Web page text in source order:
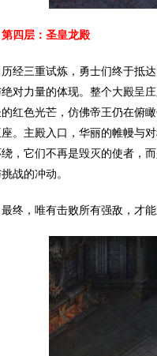
四层：圣皇龙殿
三重试炼，勇士们终于抵达
绝对力量的体现。整个大殿呈
红色光芒，仿佛帝王仍在俯
座。主殿入口，华丽的帷幔与
绕，它们不再是毁灭的使者，
战的冲动。
，唯有击败所有强敌，才能